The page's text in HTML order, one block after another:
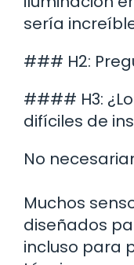
sería
### H2:
#### H3:
difíciles de
No
Muchos
diseñados
incluso para